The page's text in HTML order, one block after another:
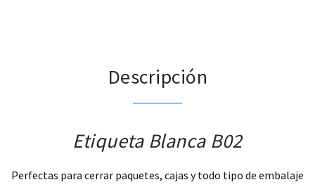
Descripción
Etiqueta Blanca B02
Perfectas para cerrar paquetes, cajas y todo tipo de embalaje